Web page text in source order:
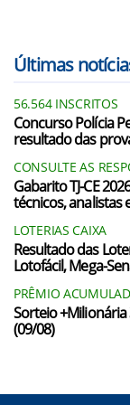
Últimas
56.564 INSCRITOS
Concurso Polícia
resultado das
CONSULTE AS
Gabarito TJ-CE
técnicos, analistas
LOTERIAS CAIXA
Resultado das
Lotofácil, Mega-
PRÊMIO
Sorteio
(09/08)